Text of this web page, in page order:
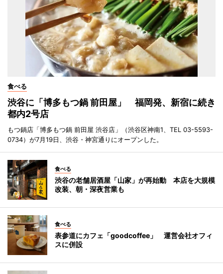
食べる
渋谷に「博多もつ鍋 前田屋」 福岡発、新宿に続き
都内2号店
もつ鍋店「博多もつ鍋 前田屋 渋谷店」（渋谷区神南1、TEL 03-5593-
0734）が7月19日、渋谷・神宮通りにオープンした。
食べる
渋谷の老舗居酒屋「山家」が再始動 本店を大規模
改装、朝・深夜営業も
食べる
表参道にカフェ「goodcoffee」 運営会社オフィ
スに併設